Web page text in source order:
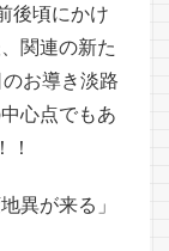
後頃にかけ
関連の新た
お導き淡路
心点でもあ
！
異が来る」